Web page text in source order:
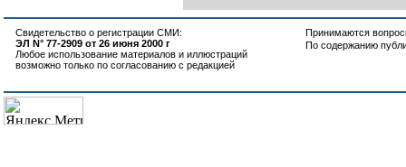
Свидетельство о регистрации СМИ:
ЭЛ N° 77-2909 от 26 июня 2000 г
Любое использование материалов и иллюстраций
возможно только по согласованию с редакцией
Принимаются
По содержанию